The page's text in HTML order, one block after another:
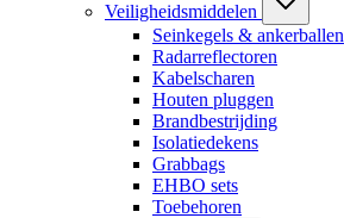
Veiligheidsmiddelen
Seinkegels & ankerballen
Radarreflectoren
Kabelscharen
Houten pluggen
Brandbestrijding
Isolatiedekens
Grabbags
EHBO sets
Toebehoren